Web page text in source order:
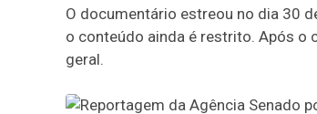
O documentário estreou no dia 30
o conteúdo ainda é restrito. Após o
geral.